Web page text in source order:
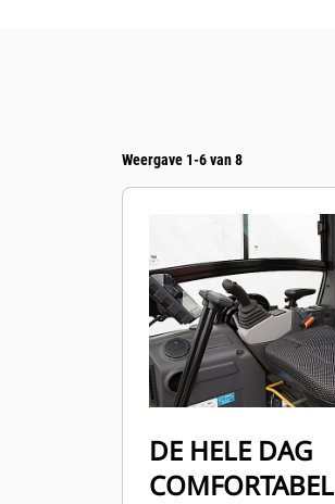
Weergave 1-6 van 8
DE HELE DAG
COMFORTABEL